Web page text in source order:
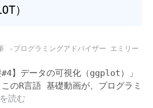
）
-プログラミングアドバイザー エミリー
#4】データの可視化（ggplot）」
のR言語 基礎動画が、プログラミ
読む